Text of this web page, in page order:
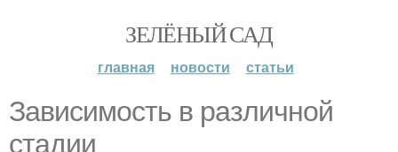
ЗЕЛЁНЫЙ САД
главная новости статьи
Зависимость в различной
стадии